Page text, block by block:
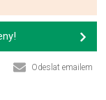
Odeslat emailem